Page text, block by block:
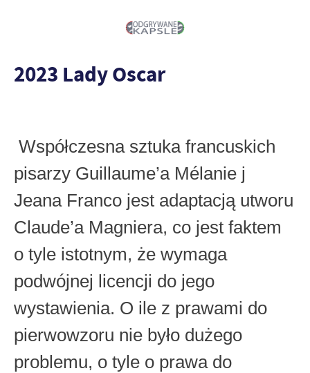
2023 Lady Oscar
Współczesna sztuka francuskich
pisarzy Guillaume’a Mélanie j
Jeana Franco jest adaptacją utworu
Claude’a Magniera, co jest faktem
o tyle istotnym, że wymaga
podwójnej licencji do jego
wystawienia. O ile z prawami do
pierwowzoru nie było dużego
problemu, o tyle o prawa do